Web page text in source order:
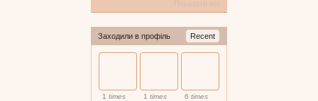
Заходили в профіль Recent
1 times 1 times 6 times